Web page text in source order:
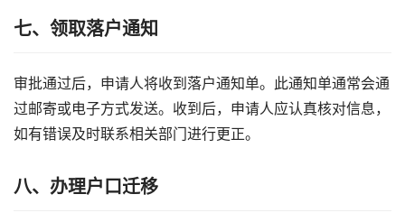
七、领取落户通知
审批通过后，申请人将收到落户通知单。此通知单通常会通
过邮寄或电子方式发送。收到后，申请人应认真核对信息，
如有错误及时联系相关部门进行更正。
八、办理户口迁移